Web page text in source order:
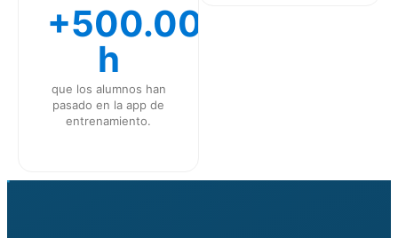
+500.000
h
que los alumnos han
pasado en la app de
entrenamiento.